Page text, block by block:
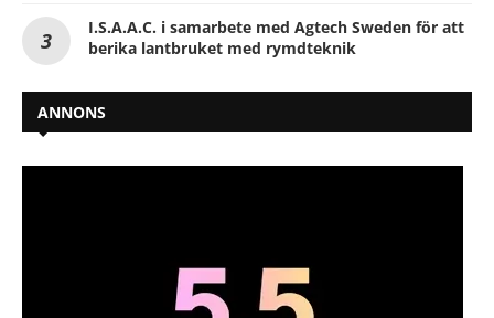
I.S.A.A.C. i samarbete med Agtech Sweden för att
berika lantbruket med rymdteknik
ANNONS